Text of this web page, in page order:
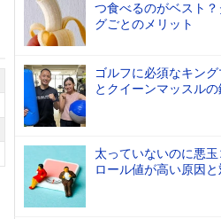
つ食べるのがベスト？
グごとのメリット
ゴルフに必須なキン
とクイーンマッスル
太っていないのに悪
ロール値が高い原因と